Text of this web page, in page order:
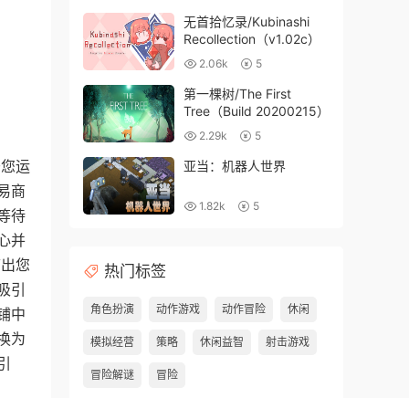
运
商
待
并
您
引
中
为
无首拾忆录/Kubinashi
Recollection（v1.02c）
2.06k 5
第一棵树/The First
Tree（Build 20200215）
2.29k 5
亚当：机器人世界
1.82k 5
热门标签
角色扮演 动作游戏 动作冒险 休闲
模拟经营 策略 休闲益智 射击游戏
冒险解谜 冒险